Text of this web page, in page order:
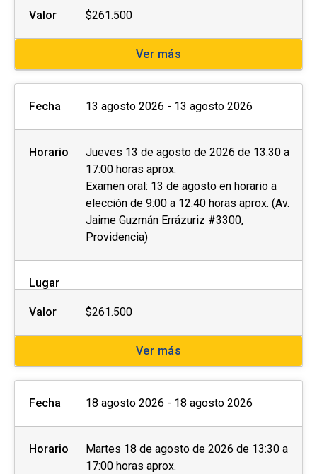
Elpostular no asegura el cupo
inscrito o aceptado en el programa se debe
pagar el valor completo de la actividad para
estar matriculado.
No se tramitarán postulaciones incompletas.
importante sobre el proceso de admisión y
Valor $261.500
Ver más
Fecha 13 agosto 2026 - 13 agosto 2026
Horario
Jueves 13 de agosto de 2026 de 13:30 a
17:00 horas aprox.
Examen oral: 13 de agosto en horario a
elección de 9:00 a 12:40 horas aprox. (Av.
Jaime Guzmán Errázuriz #3300,
Providencia)
Lugar
Valor $261.500
Ver más
Fecha 18 agosto 2026 - 18 agosto 2026
Horario
Martes 18 de agosto de 2026 de 13:30 a
17:00 horas aprox.